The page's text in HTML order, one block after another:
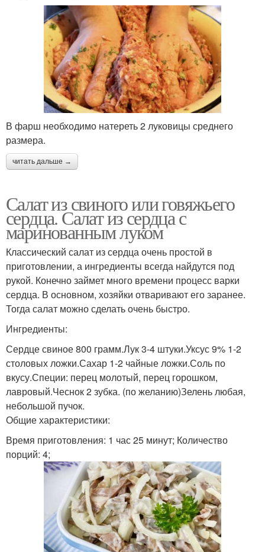
В фарш необходимо натереть 2 луковицы среднего
размера.
читать дальше →
Салат из свиного или говяжьего
сердца. Салат из сердца с
маринованным луком
Классический салат из сердца очень простой в
приготовлении, а ингредиенты всегда найдутся под
рукой. Конечно займет много времени процесс варки
сердца. В основном, хозяйки отваривают его заранее.
Тогда салат можно сделать очень быстро.
Ингредиенты:
Сердце свиное 800 грамм.Лук 3-4 штуки.Уксус 9% 1-2
столовых ложки.Сахар 1-2 чайные ложки.Соль по
вкусу.Специи: перец молотый, перец горошком,
лавровый.Чеснок 2 зубка. (по желанию)Зелень любая,
небольшой пучок.
Общие характеристики:
Время приготовления: 1 час 25 минут; Количество
порций: 4;